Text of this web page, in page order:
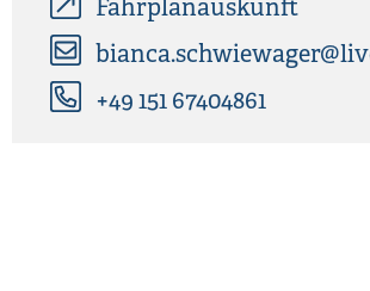
Fahrplanauskunft
+49 151 67404861